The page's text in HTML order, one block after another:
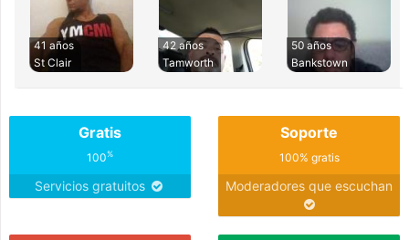
41 años
St Clair
42 años
Tamworth
50 años
Bankstown
Gratis
100%
Servicios gratuitos
Soporte
100% gratis
Moderadores que escuchan